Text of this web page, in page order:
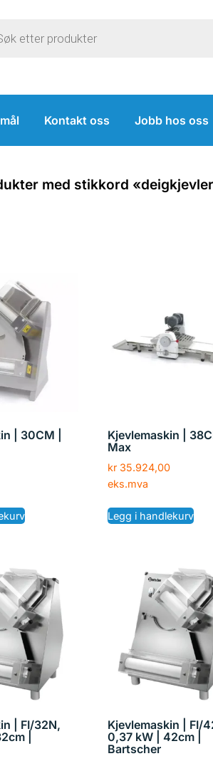
Kontakt oss Jobb hos oss
med stikkord
| 30CM |
Kjevlemaskin |
Max
kr35.924,00
eks.mva
Legg i handlekurv
| FI/32N,
|
Kjevlemaskin | FI/
0,37 kW | 42cm |
Bartscher